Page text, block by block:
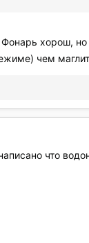
хорош,
чем
что